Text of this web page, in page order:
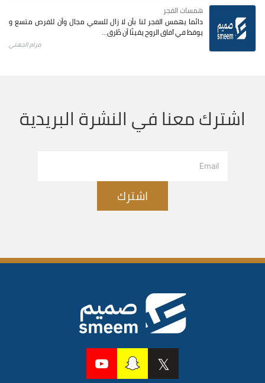
همسات الفجر
دائما يهمس الفجر لنا بأن لا زال للسعي مجال وأن للفرص متسع و
يوقظ في آفاق الروح يقينًا أن طُرق...
مرام الجهني
اشترك معنا في النشرة البريدية
اشترك